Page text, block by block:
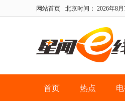
网站首页 北京时间： 2026年8
首页 热点